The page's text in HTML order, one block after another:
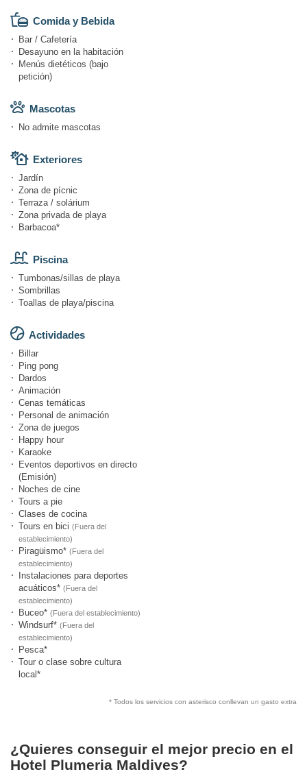
Comida y Bebida
Bar / Cafetería
Desayuno en la habitación
Menús dietéticos (bajo
petición)
Mascotas
No admite mascotas
Exteriores
Jardín
Zona de pícnic
Terraza / solárium
Zona privada de playa
Barbacoa*
Piscina
Tumbonas/sillas de playa
Sombrillas
Toallas de playa/piscina
Actividades
Billar
Ping pong
Dardos
Animación
Cenas temáticas
Personal de animación
Zona de juegos
Happy hour
Karaoke
Eventos deportivos en directo
(Emisión)
Noches de cine
Tours a pie
Clases de cocina
Tours en bici (Fuera del
establecimiento)
Piragüismo* (Fuera del
establecimiento)
Instalaciones para deportes
acuáticos* (Fuera del
establecimiento)
Buceo* (Fuera del establecimiento)
Windsurf* (Fuera del
establecimiento)
Pesca*
Tour o clase sobre cultura
local*
* Todos los servicios con asterisco conllevan un gasto extra
¿Quieres conseguir el mejor precio en el
Hotel Plumeria Maldives?